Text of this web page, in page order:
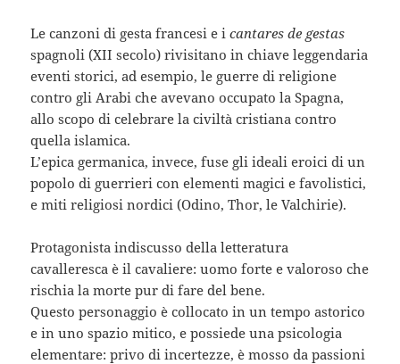
Le canzoni di gesta francesi e i cantares de gestas
spagnoli (XII secolo) rivisitano in chiave leggendaria
eventi storici, ad esempio, le guerre di religione
contro gli Arabi che avevano occupato la Spagna,
allo scopo di celebrare la civiltà cristiana contro
quella islamica.
L’epica germanica, invece, fuse gli ideali eroici di un
popolo di guerrieri con elementi magici e favolistici,
e miti religiosi nordici (Odino, Thor, le Valchirie).
Protagonista indiscusso della letteratura
cavalleresca è il cavaliere: uomo forte e valoroso che
rischia la morte pur di fare del bene.
Questo personaggio è collocato in un tempo astorico
e in uno spazio mitico, e possiede una psicologia
elementare: privo di incertezze, è mosso da passioni